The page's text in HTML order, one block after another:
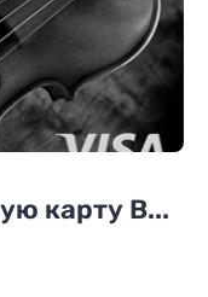
карту B...